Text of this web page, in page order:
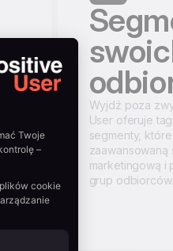
Wyjdź poza
User oferuje
segmenty,
zaawansowaną
marketingową i
grup odbiorców.